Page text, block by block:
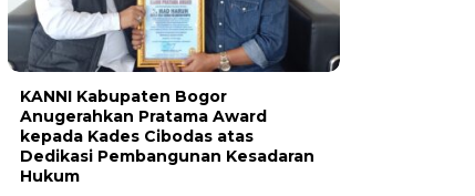
KANNI Kabupaten Bogor
Anugerahkan Pratama Award
kepada Kades Cibodas atas
Dedikasi Pembangunan Kesadaran
Hukum